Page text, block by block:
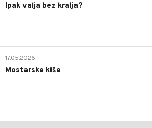
Ipak valja bez kralja?
17.05.2026.
Mostarske kiše